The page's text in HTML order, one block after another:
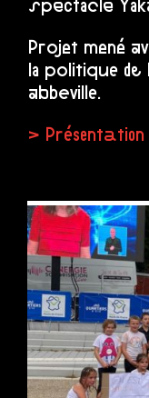
spectacle
Projet mené
la politique de
abbeville.
>